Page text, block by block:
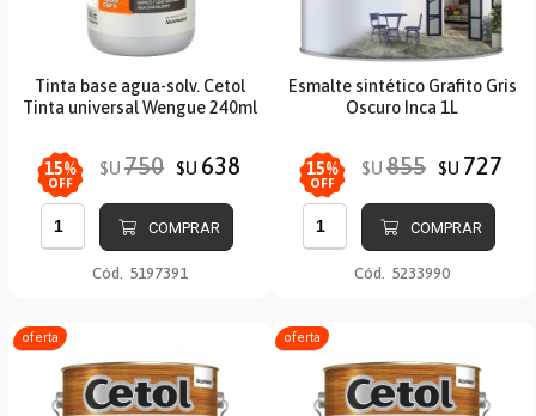
Tinta base agua-solv. Cetol
Tinta universal Wengue 240ml
15%
OFF
$U 750 $U 638
COMPRAR
Cód. 5197391
Esmalte sintético Grafito Gris
Oscuro Inca 1L
15%
OFF
$U 855 $U 727
COMPRAR
Cód. 5233990
oferta oferta